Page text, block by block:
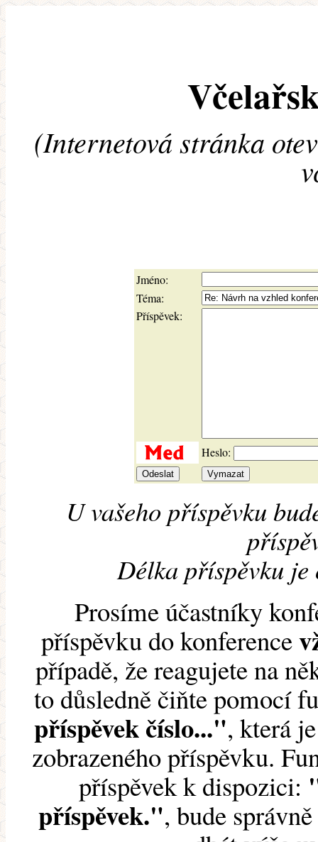
(Internetová stránka
Jméno:
Téma:
Příspěvek:
Heslo:
U vašeho příspěvku
Délka příspěvku je
Prosíme účastníky
příspěvku do konference
případě, že reagujete na
to důsledně čiňte pomocí
příspěvek číslo...", která
zobrazeného příspěvku.
příspěvek k dispozici:
příspěvek.", bude